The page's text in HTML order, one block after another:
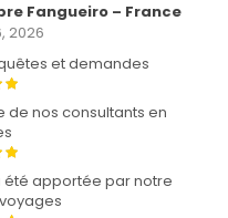
Fangueiro – France
2026
et demandes
de nos consultants en
été apportée par notre